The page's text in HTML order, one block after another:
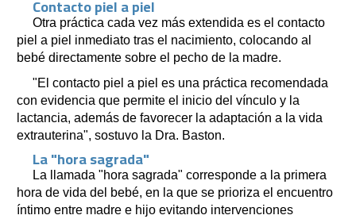
Contacto piel a piel
Otra práctica cada vez más extendida es el contacto
piel a piel inmediato tras el nacimiento, colocando al
bebé directamente sobre el pecho de la madre.
"El contacto piel a piel es una práctica recomendada
con evidencia que permite el inicio del vínculo y la
lactancia, además de favorecer la adaptación a la vida
extrauterina", sostuvo la Dra. Baston.
La "hora sagrada"
La llamada "hora sagrada" corresponde a la primera
hora de vida del bebé, en la que se prioriza el encuentro
íntimo entre madre e hijo evitando intervenciones